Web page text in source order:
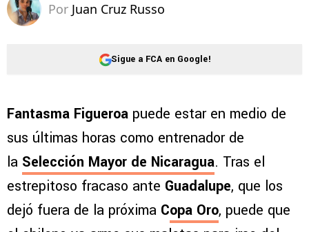
Por Juan Cruz Russo
Sigue a FCA en Google!
Fantasma Figueroa puede estar en medio de
sus últimas horas como entrenador de
la Selección Mayor de Nicaragua. Tras el
estrepitoso fracaso ante Guadalupe, que los
dejó fuera de la próxima Copa Oro, puede que